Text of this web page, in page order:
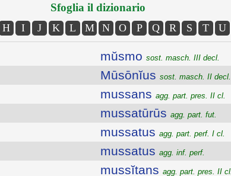
Sfoglia il dizionario
H I J K L M N O P Q R S T U
mŭsmo sost. masch. III decl.
Mūsōnĭus sost. masch. II decl.
mussans agg. part. pres. II cl.
mussatūrūs agg. part. fut.
mussatus agg. part. perf. I cl.
mussatus agg. inf. perf.
mussĭtans agg. part. pres. II cl.